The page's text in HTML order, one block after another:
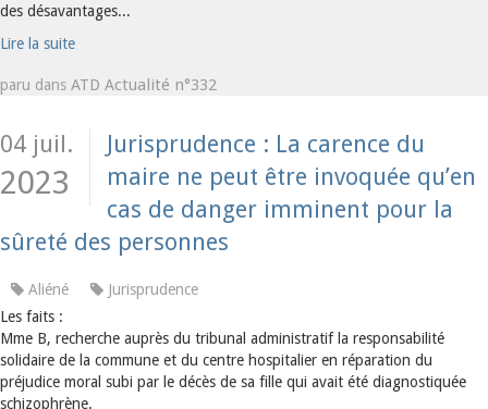
des désavantages...
Lire la suite
paru dans ATD Actualité n°332
04 juil.
2023
Jurisprudence : La carence du
maire ne peut être invoquée qu’en
cas de danger imminent pour la
sûreté des personnes
Aliéné
Jurisprudence
Les faits :
Mme B, recherche auprès du tribunal administratif la responsabilité
solidaire de la commune et du centre hospitalier en réparation du
préjudice moral subi par le décès de sa fille qui avait été diagnostiquée
schizophrène.